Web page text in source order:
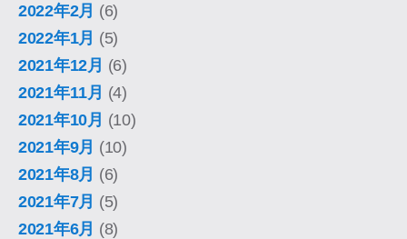
2022年2月 (6)
2022年1月 (5)
2021年12月 (6)
2021年11月 (4)
2021年10月 (10)
2021年9月 (10)
2021年8月 (6)
2021年7月 (5)
2021年6月 (8)